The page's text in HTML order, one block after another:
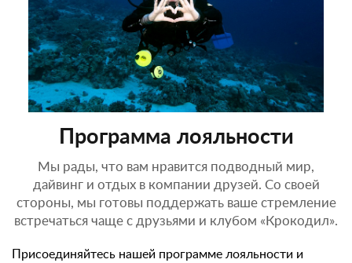
Программа лояльности
Мы рады, что вам нравится подводный мир,
дайвинг и отдых в компании друзей. Со своей
стороны, мы готовы поддержать ваше стремление
встречаться чаще с друзьями и клубом «Крокодил».
Присоединяйтесь нашей программе лояльности и